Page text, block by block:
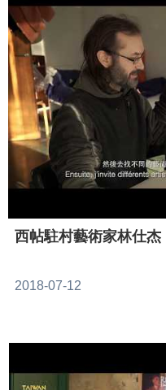
西帖駐村藝術家林仕杰
2018-07-12